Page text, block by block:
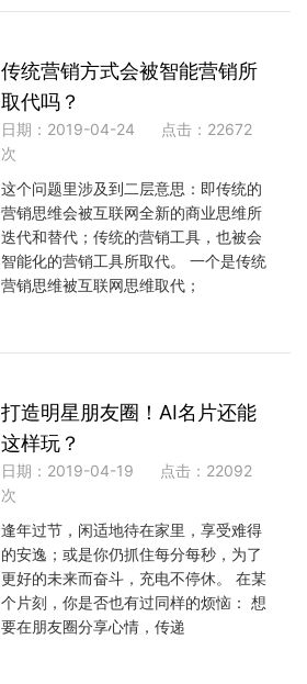
传统营销方式会被智能营销所
取代吗？
日期：2019-04-24
点击：22672
次
这个问题里涉及到二层意思：即传统的
营销思维会被互联网全新的商业思维所
迭代和替代；传统的营销工具，也被会
智能化的营销工具所取代。 一个是传统
营销思维被互联网思维取代；
打造明星朋友圈！AI名片还能
这样玩？
日期：2019-04-19
点击：22092
次
逢年过节，闲适地待在家里，享受难得
的安逸；或是你仍抓住每分每秒，为了
更好的未来而奋斗，充电不停休。 在某
个片刻，你是否也有过同样的烦恼： 想
要在朋友圈分享心情，传递